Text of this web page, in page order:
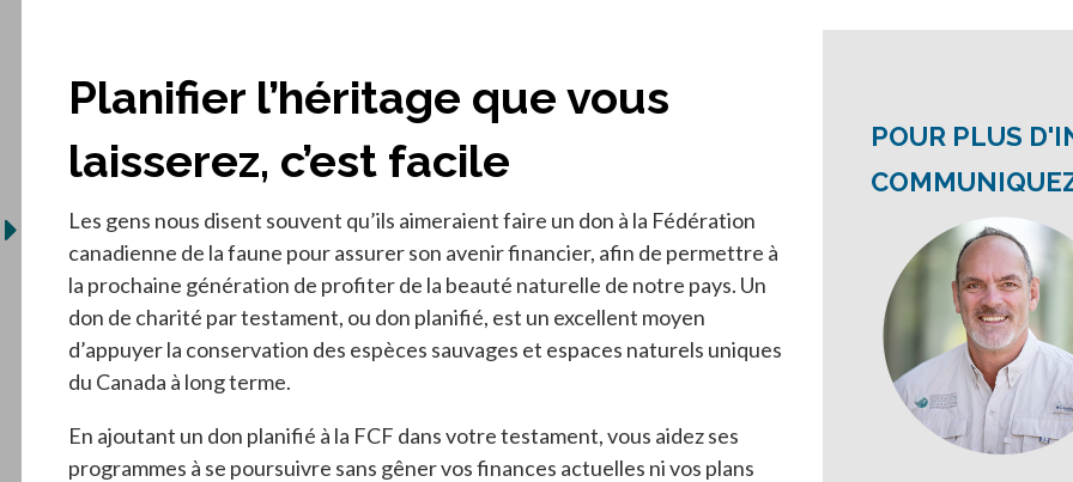
Planifier l’héritage que vous
laisserez, c’est facile
Les gens nous disent souvent qu’ils aimeraient faire un don à la Fédération
canadienne de la faune pour assurer son avenir financier, afin de permettre à
la prochaine génération de profiter de la beauté naturelle de notre pays. Un
don de charité par testament, ou don planifié, est un excellent moyen
d’appuyer la conservation des espèces sauvages et espaces naturels uniques
du Canada à long terme.
En ajoutant un don planifié à la FCF dans votre testament, vous aidez ses
programmes à se poursuivre sans gêner vos finances actuelles ni vos plans
POUR PLUS